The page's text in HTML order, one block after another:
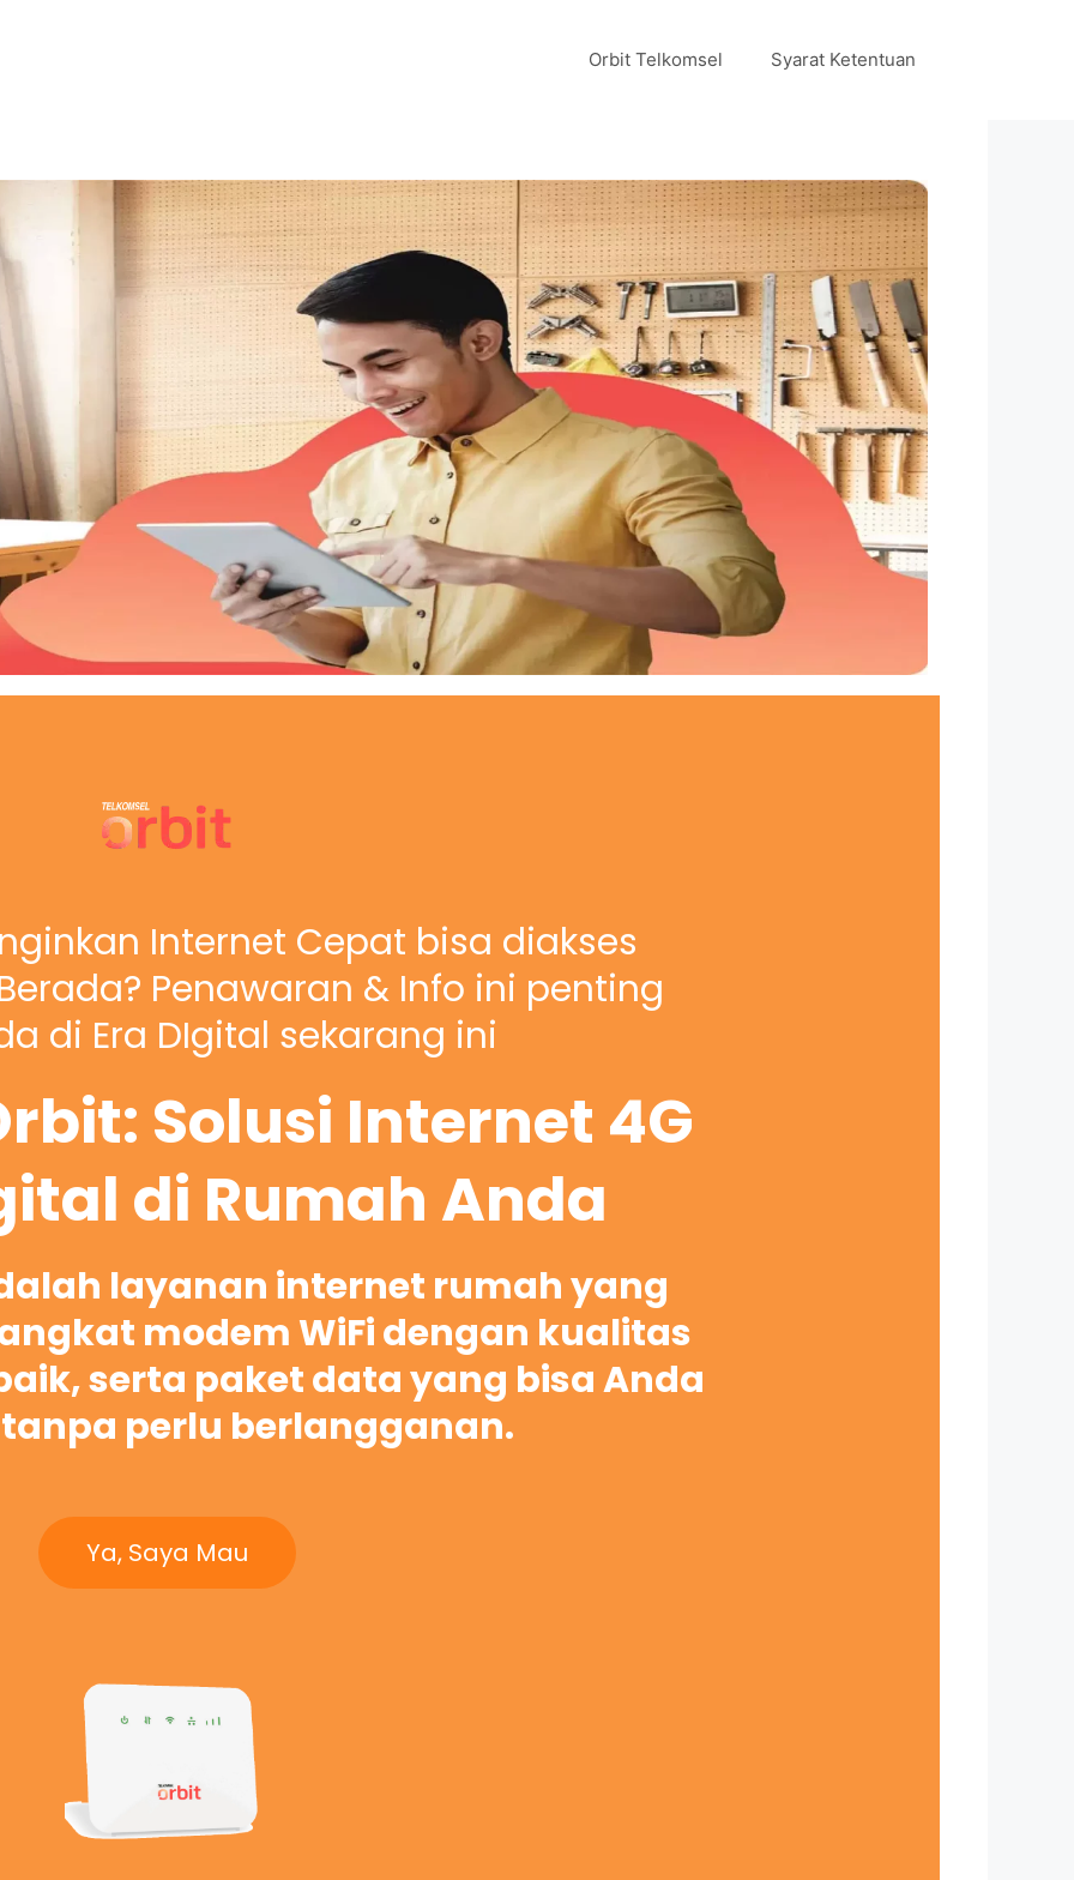
Orbit Telkomsel Syarat Ketentuan
Internet Cepat bisa diakses
Penawaran & Info ini penting
di Era DIgital sekarang ini
Solusi Internet 4G
di Rumah Anda
layanan internet rumah yang
modem WiFi dengan kualitas
serta paket data yang bisa Anda
perlu berlangganan.
Ya, Saya Mau